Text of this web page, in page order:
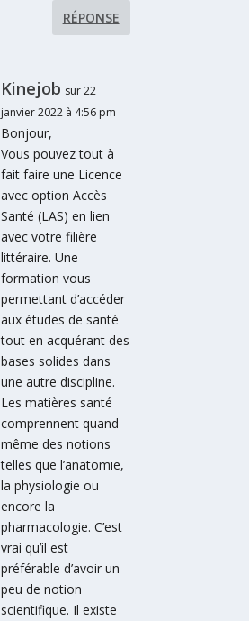
RÉPONSE
Kinejob sur 22
janvier 2022 à 4:56 pm
Bonjour,
Vous pouvez tout à
fait faire une Licence
avec option Accès
Santé (LAS) en lien
avec votre filière
littéraire. Une
formation vous
permettant d’accéder
aux études de santé
tout en acquérant des
bases solides dans
une autre discipline.
Les matières santé
comprennent quand-
même des notions
telles que l’anatomie,
la physiologie ou
encore la
pharmacologie. C’est
vrai qu’il est
préférable d’avoir un
peu de notion
scientifique. Il existe